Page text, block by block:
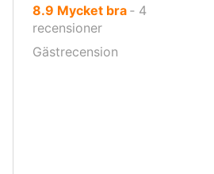
8.9 av
10,
Mycket bra ‐ 4
recensioner
Gästrecension